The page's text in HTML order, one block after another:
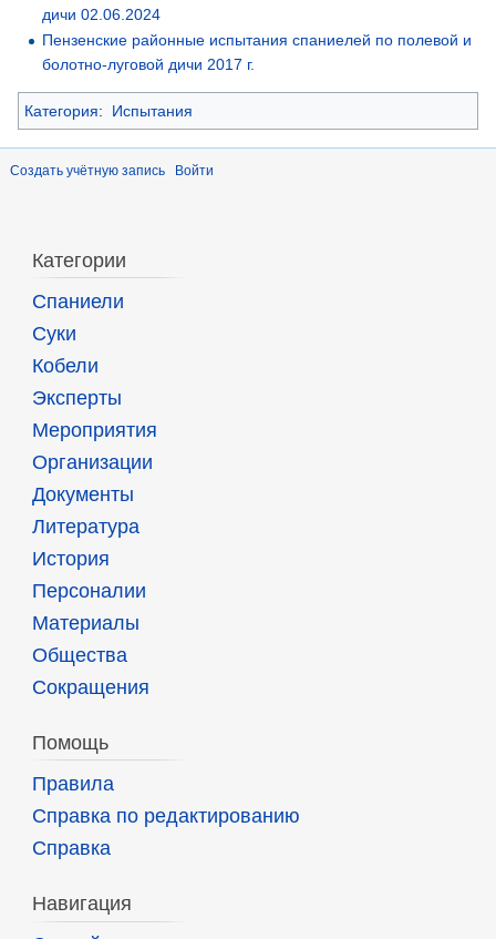
дичи 02.06.2024
Пензенские районные испытания спаниелей по полевой и
болотно-луговой дичи 2017 г.
Категория: Испытания
Создать учётную запись Войти
Категории
Спаниели
Суки
Кобели
Эксперты
Мероприятия
Организации
Документы
Литература
История
Персоналии
Материалы
Общества
Сокращения
Помощь
Правила
Справка по редактированию
Справка
Навигация